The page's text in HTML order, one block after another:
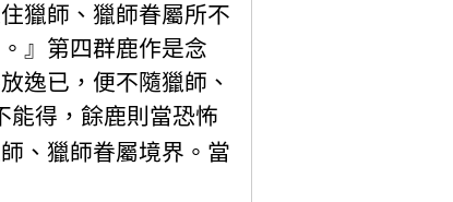
獵師、獵師眷屬所不
』第四群鹿作是念
逸已，便不隨獵師、
能得，餘鹿則當恐怖
、獵師眷屬境界。當